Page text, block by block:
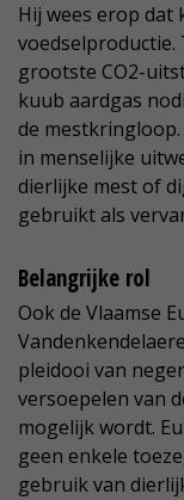
Hij wees erop dat
voedselproductie.
grootste CO2-
kuub aardgas
de
in menselijke
dierlijke mest of
gebruikt als
Belangrijke rol
Ook de Vlaamse
pleidooi van
versoepelen van
mogelijk wordt.
geen enkele
gebruik van